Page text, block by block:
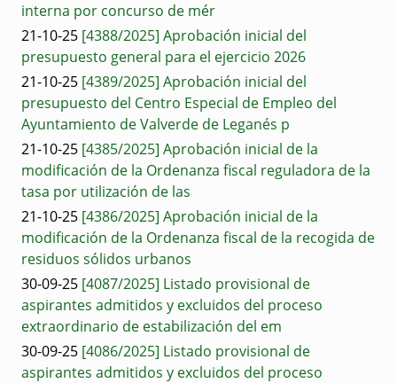
interna por concurso de mér
21-10-25 [4388/2025] Aprobación inicial del
presupuesto general para el ejercicio 2026
21-10-25 [4389/2025] Aprobación inicial del
presupuesto del Centro Especial de Empleo del
Ayuntamiento de Valverde de Leganés p
21-10-25 [4385/2025] Aprobación inicial de la
modificación de la Ordenanza fiscal reguladora de la
tasa por utilización de las
21-10-25 [4386/2025] Aprobación inicial de la
modificación de la Ordenanza fiscal de la recogida de
residuos sólidos urbanos
30-09-25 [4087/2025] Listado provisional de
aspirantes admitidos y excluidos del proceso
extraordinario de estabilización del em
30-09-25 [4086/2025] Listado provisional de
aspirantes admitidos y excluidos del proceso